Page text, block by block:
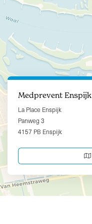
Medprevent Enspijk
La Place Enspijk
Panweg 3
4157 PB Enspijk